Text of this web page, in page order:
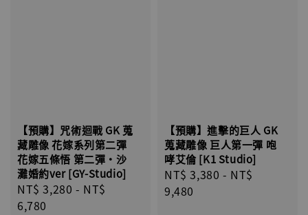
【預購】咒術迴戰 GK 蒐
藏雕像 花嫁系列第二彈
花嫁五條悟 第二彈·沙
灘婚約ver [GY-Studio]
Regular
price
NT$ 3,280 - NT$
6,780
【預購】進擊的巨人 GK
蒐藏雕像 巨人第一彈 咆
哮艾倫 [K1 Studio]
Regular
price
NT$ 3,380 - NT$
9,480